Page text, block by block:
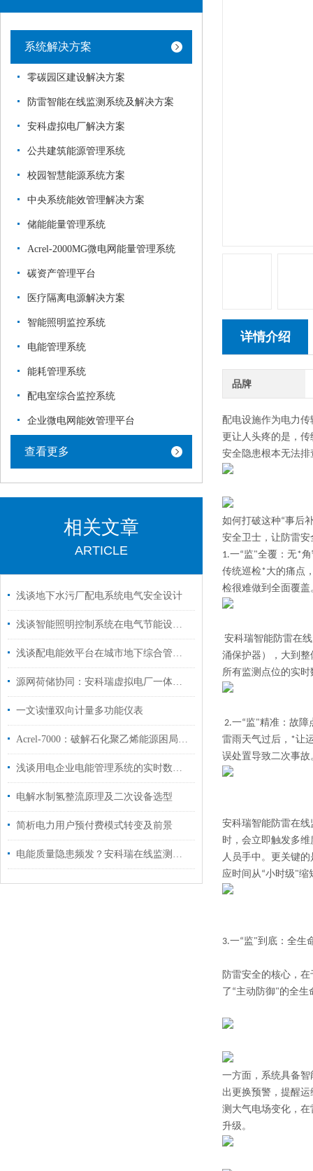
系统解决方案
零碳园区建设解决方案
防雷智能在线监测系统及解决方案
安科虚拟电厂解决方案
公共建筑能源管理系统
校园智慧能源系统方案
中央系统能效管理解决方案
储能能量管理系统
Acrel-2000MG微电网能量管理系统
碳资产管理平台
医疗隔离电源解决方案
智能照明监控系统
电能管理系统
能耗管理系统
配电室综合监控系统
企业微电网能效管理平台
查看更多
相关文章
ARTICLE
浅谈地下水污厂配电系统电气安全设计
浅谈智能照明控制系统在电气节能设计中的应用
浅谈配电能效平台在城市地下综合管廊的应用
源网荷储协同：安科瑞虚拟电厂一体化管控解决方案
一文读懂双向计量多功能仪表
Acrel-7000：破解石化聚乙烯能源困局，驱动高效绿色生产
浅谈用电企业电能管理系统的实时数据采集设计与应用
电解水制氢整流原理及二次设备选型
简析电力用户预付费模式转变及前景
电能质量隐患频发？安科瑞在线监测装置如何成为电网“守护者”
详情介绍
品牌
配电设施作为电力
更让人头疼的是，
安全隐患根本无法
如何打破这种“事后
安全卫士，让防雷
1.一“监"全覆：无*
传统巡检*大的痛点
检很难做到全面覆盖
安科瑞智能防雷在
涌保护器），大到
所有监测点位的实
2.一“监"精准：故障
雷雨天气过后， *让
误处置导致二次事故
安科瑞智能防雷在
时，会立即触发多
人员手中。更关键
应时间从“小时级"缩
3.一“监"到底：全生
防雷安全的核心，
了“主动防御"的全生
一方面，系统具备
出更换预警，提醒
测大气电场变化，
升级。